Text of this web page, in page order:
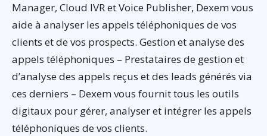
Manager, Cloud IVR et Voice Publisher, Dexem vous
aide à analyser les appels téléphoniques de vos
clients et de vos prospects. Gestion et analyse des
appels téléphoniques – Prestataires de gestion et
d’analyse des appels reçus et des leads générés via
ces derniers – Dexem vous fournit tous les outils
digitaux pour gérer, analyser et intégrer les appels
téléphoniques de vos clients.